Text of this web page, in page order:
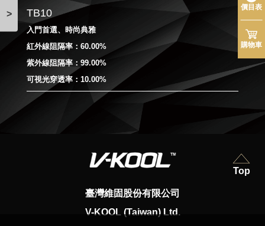
> TB10
入門首選、時尚典雅
紅外線阻隔率：60.00%
紫外線阻隔率：99.00%
可視光穿透率：10.00%
臺灣維固股份有限公司
V-KOOL (Taiwan) Ltd.
Top
價目表
購物車